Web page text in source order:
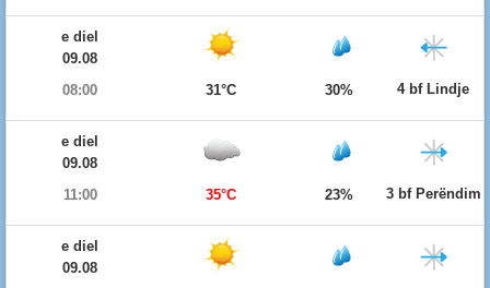
e diel
09.08
08:00
31°C 30% 4 bf Lindje
e diel
09.08
11:00
35°C 23% 3 bf Perëndim
e diel
09.08